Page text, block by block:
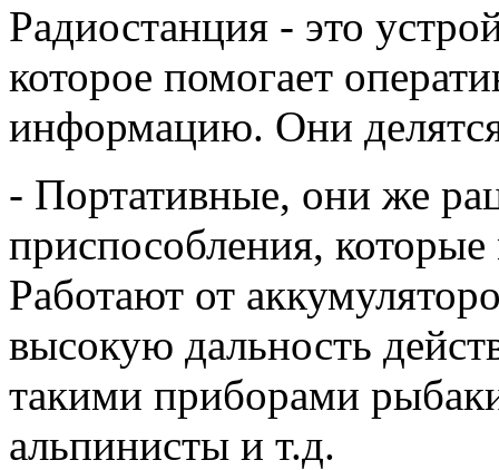
Радиостанция - это
которое помогает
информацию. Они
- Портативные, они же
приспособления,
Работают от
высокую дальность
такими приборами
альпинисты и т.д.